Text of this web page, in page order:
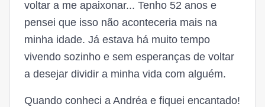
voltar a me apaixonar... Tenho 52 anos e
pensei que isso não aconteceria mais na
minha idade. Já estava há muito tempo
vivendo sozinho e sem esperanças de voltar
a desejar dividir a minha vida com alguém.
Quando conheci a Andréa e fiquei encantado!